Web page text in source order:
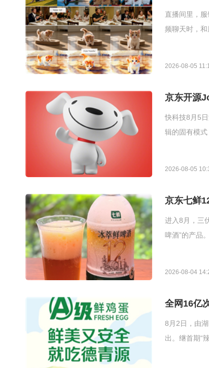
直播间里，
频聊天时，
2026-08-05
京东开源
快科技8月5
辑的固有模
2026-08-05
京东七鲜
进入8月，三
啤酒”的产品
2026-08-04
全网16亿
8月2日，由
出。继首期“